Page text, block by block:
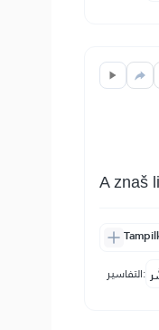
A znaš
التفاسير: